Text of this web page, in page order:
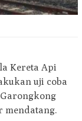
Kereta Api
uji coba
mendatang.